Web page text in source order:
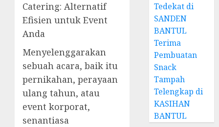
Catering: Alternatif
Efisien untuk Event
Anda
Menyelenggarakan
sebuah acara, baik itu
pernikahan, perayaan
ulang tahun, atau
event korporat,
senantiasa
Tedekat di
SANDEN
BANTUL
Terima
Pembuatan
Snack
Tampah
Telengkap di
KASIHAN
BANTUL